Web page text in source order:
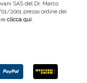
SAS del Dr. Marco
2001 presso ordine dei
clicca qui.